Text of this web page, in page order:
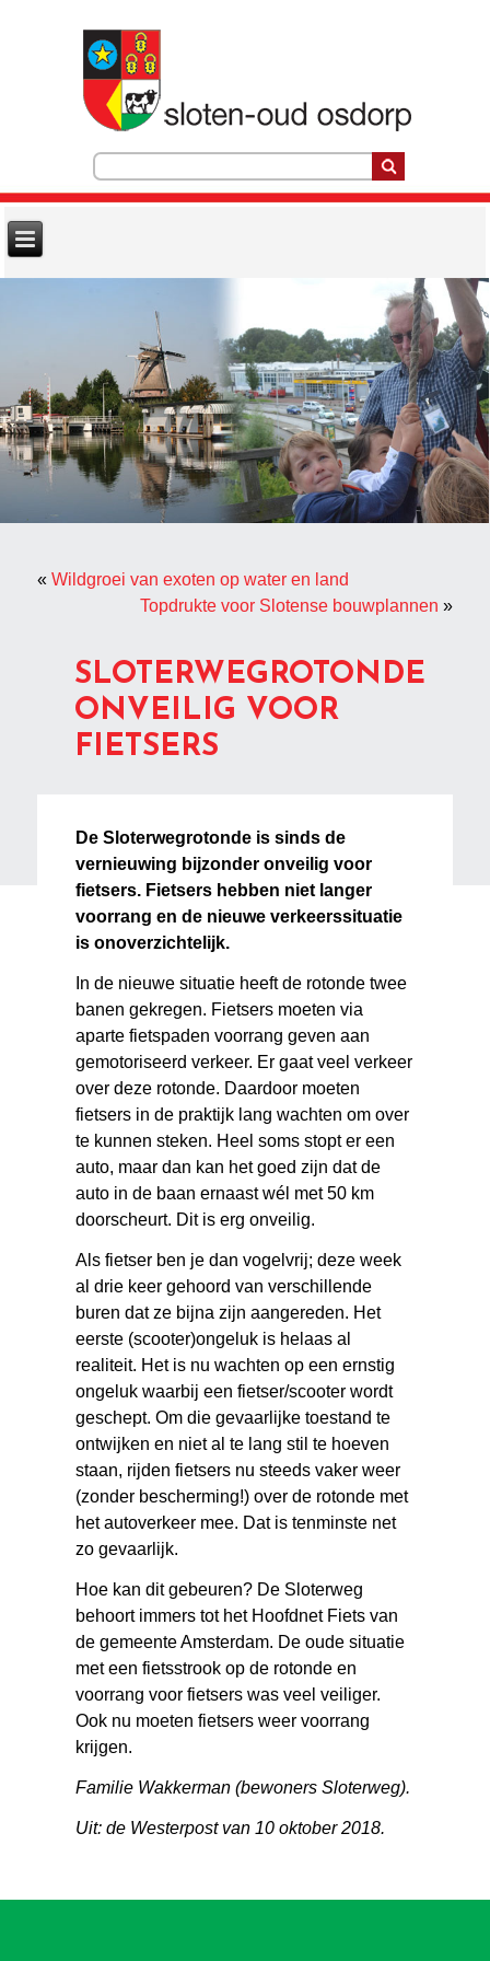
«Wildgroei van exoten op water en land
Topdrukte voor Slotense bouwplannen »
SLOTERWEGROTONDE
ONVEILIG VOOR
FIETSERS
De Sloterwegrotonde is sinds de
vernieuwing bijzonder onveilig voor
fietsers. Fietsers hebben niet langer
voorrang en de nieuwe verkeerssituatie
is onoverzichtelijk.
In de nieuwe situatie heeft de rotonde twee
banen gekregen. Fietsers moeten via
aparte fietspaden voorrang geven aan
gemotoriseerd verkeer. Er gaat veel verkeer
over deze rotonde. Daardoor moeten
fietsers in de praktijk lang wachten om over
te kunnen steken. Heel soms stopt er een
auto, maar dan kan het goed zijn dat de
auto in de baan ernaast wél met 50 km
doorscheurt. Dit is erg onveilig.
Als fietser ben je dan vogelvrij; deze week
al drie keer gehoord van verschillende
buren dat ze bijna zijn aangereden. Het
eerste (scooter)ongeluk is helaas al
realiteit. Het is nu wachten op een ernstig
ongeluk waarbij een fietser/scooter wordt
geschept. Om die gevaarlijke toestand te
ontwijken en niet al te lang stil te hoeven
staan, rijden fietsers nu steeds vaker weer
(zonder bescherming!) over de rotonde met
het autoverkeer mee. Dat is tenminste net
zo gevaarlijk.
Hoe kan dit gebeuren? De Sloterweg
behoort immers tot het Hoofdnet Fiets van
de gemeente Amsterdam. De oude situatie
met een fietsstrook op de rotonde en
voorrang voor fietsers was veel veiliger.
Ook nu moeten fietsers weer voorrang
krijgen.
Familie Wakkerman (bewoners Sloterweg).
Uit: de Westerpost van 10 oktober 2018.